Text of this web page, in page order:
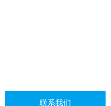
联系我们